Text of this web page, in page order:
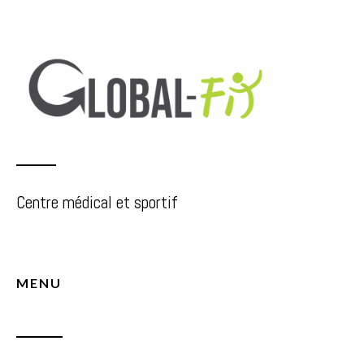
Centre médical et sportif
MENU